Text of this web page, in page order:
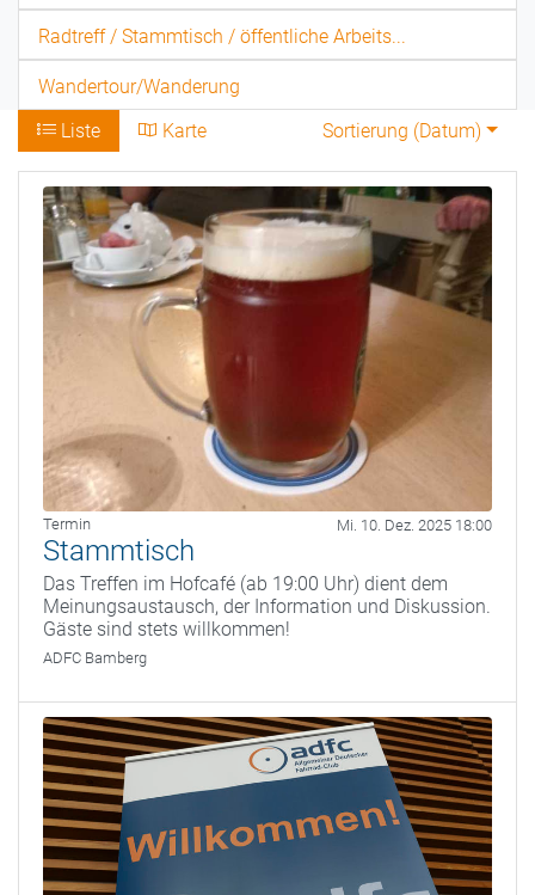
Radtreff / Stammtisch / öffentliche Arbeits...
Wandertour/Wanderung
Liste
Karte Sortierung (Datum)
Termin Mi. 10. Dez. 2025 18:00
Stammtisch
Das Treffen im Hofcafé (ab 19:00 Uhr) dient dem
Meinungsaustausch, der Information und Diskussion.
Gäste sind stets willkommen!
ADFC Bamberg